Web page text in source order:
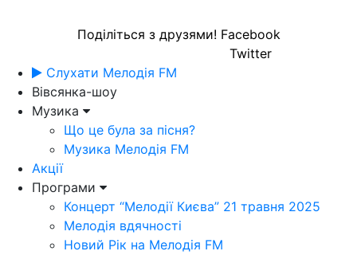
Поділіться з друзями! Facebook
Twitter
Слухати Мелодія FM
Вівсянка-шоу
Музика
Що це була за пісня?
Музика Мелодія FM
Акції
Програми
Концерт “Мелодії Києва” 21 травня 2025
Мелодія вдячності
Новий Рік на Мелодія FM